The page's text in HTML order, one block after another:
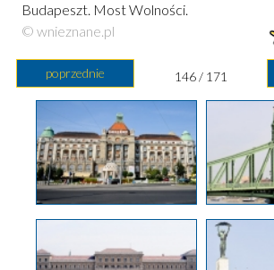
Budapeszt. Most Wolności.
© wnieznane.pl
poprzednie 146 / 171